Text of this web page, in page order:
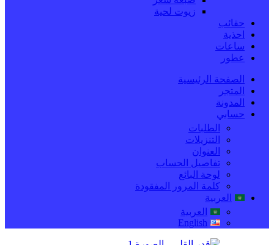
زيوت لحية
حقائب
احذية
ساعات
عطور
الصفحة الرئيسية
المتجر
المدونة
حسابي
الطلبات
التنزيلات
العنوان
تفاصيل الحساب
لوحة البائع
كلمة المرور المفقودة
العربية
العربية
English